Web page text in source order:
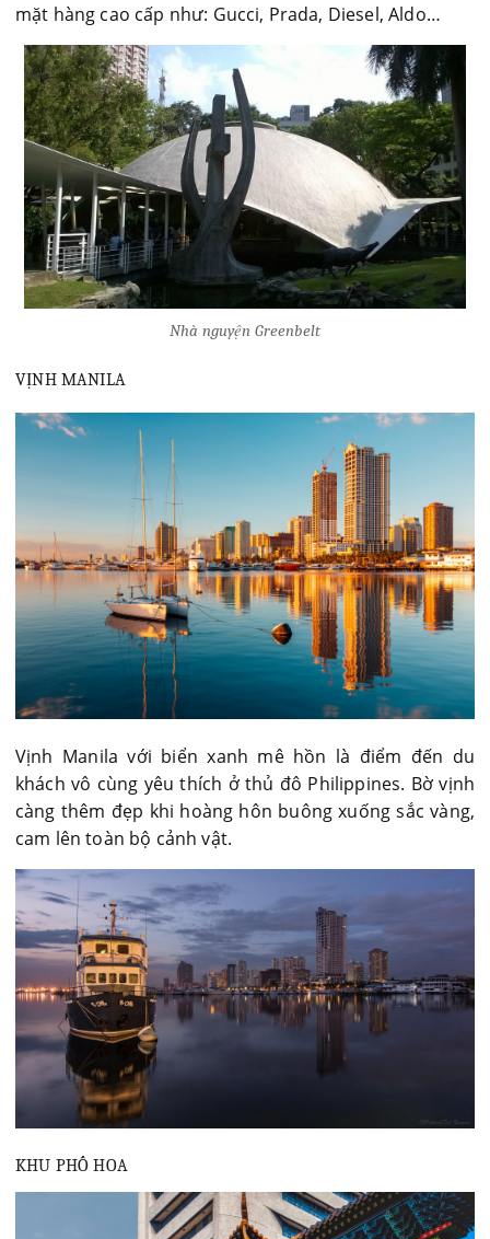
mặt hàng cao cấp như: Gucci, Prada, Diesel, Aldo…
Nhà nguyện Greenbelt
VỊNH MANILA
Vịnh Manila với biển xanh mê hồn là điểm đến du
khách vô cùng yêu thích ở thủ đô Philippines. Bờ vịnh
càng thêm đẹp khi hoàng hôn buông xuống sắc vàng,
cam lên toàn bộ cảnh vật.
KHU PHỐ HOA